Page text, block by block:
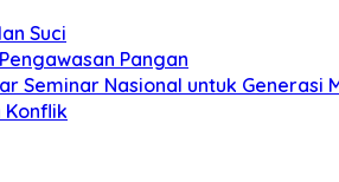
Suci
Pangan
Seminar Nasional untuk Generasi
Konflik